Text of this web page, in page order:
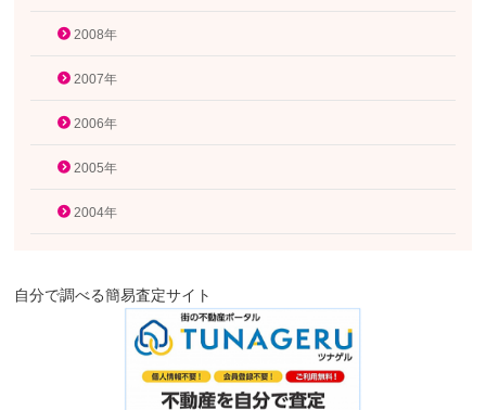
2008年
2007年
2006年
2005年
2004年
自分で調べる簡易査定サイト